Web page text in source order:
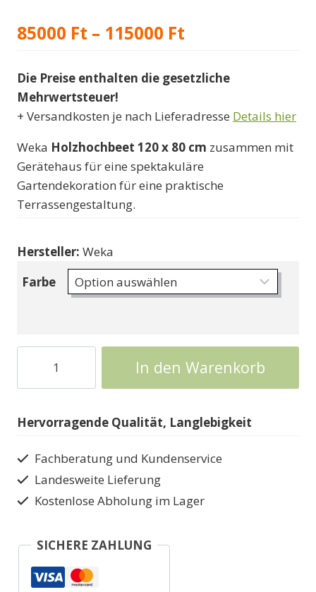
85000 Ft – 115000 Ft
bis
115000 Ft
Die Preise enthalten die gesetzliche
Mehrwertsteuer!
+ Versandkosten je nach Lieferadresse Details hier
Weka Holzhochbeet 120 x 80 cm zusammen mit
Gerätehaus für eine spektakuläre
Gartendekoration für eine praktische
Terrassengestaltung.
Hersteller: Weka
Farbe
Hochbeet
Holz
Wekaline
In den Warenkorb
Hervorragende Qualität, Langlebigkeit
Fachberatung und Kundenservice
Landesweite Lieferung
Kostenlose Abholung im Lager
SICHERE ZAHLUNG